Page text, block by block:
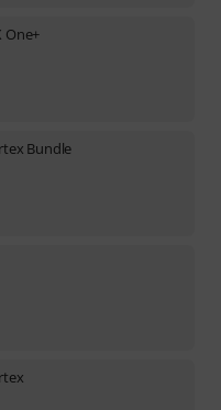
One+
Bundle